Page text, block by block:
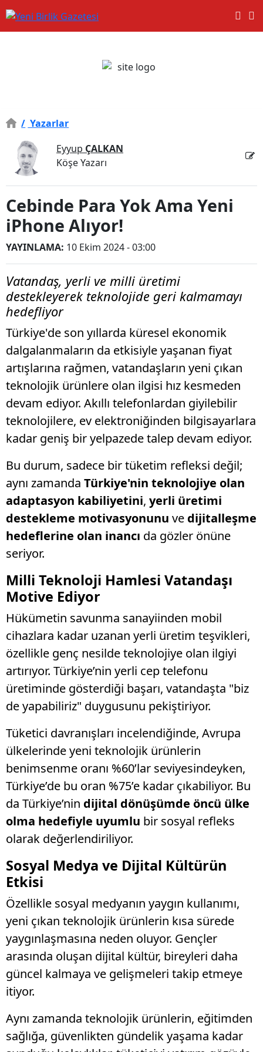
/ Yazarlar
Eyyup ÇALKAN
Köşe Yazarı
Cebinde Para Yok Ama Yeni
iPhone Alıyor!
YAYINLAMA: 10 Ekim 2024 - 03:00
Vatandaş, yerli ve milli üretimi
destekleyerek teknolojide geri kalmamayı
hedefliyor
Türkiye'de son yıllarda küresel ekonomik
dalgalanmaların da etkisiyle yaşanan fiyat
artışlarına rağmen, vatandaşların yeni çıkan
teknolojik ürünlere olan ilgisi hız kesmeden
devam ediyor. Akıllı telefonlardan giyilebilir
teknolojilere, ev elektroniğinden bilgisayarlara
kadar geniş bir yelpazede talep devam ediyor.
Bu durum, sadece bir tüketim refleksi değil;
aynı zamanda Türkiye'nin teknolojiye olan
adaptasyon kabiliyetini, yerli üretimi
destekleme motivasyonunu ve dijitalleşme
hedeflerine olan inancı da gözler önüne
seriyor.
Milli Teknoloji Hamlesi Vatandaşı
Motive Ediyor
Hükümetin savunma sanayiinden mobil
cihazlara kadar uzanan yerli üretim teşvikleri,
özellikle genç nesilde teknolojiye olan ilgiyi
artırıyor. Türkiye’nin yerli cep telefonu
üretiminde gösterdiği başarı, vatandaşta "biz
de yapabiliriz" duygusunu pekiştiriyor.
Tüketici davranışları incelendiğinde, Avrupa
ülkelerinde yeni teknolojik ürünlerin
benimsenme oranı %60’lar seviyesindeyken,
Türkiye’de bu oran %75’e kadar çıkabiliyor. Bu
da Türkiye’nin dijital dönüşümde öncü ülke
olma hedefiyle uyumlu bir sosyal refleks
olarak değerlendiriliyor.
Sosyal Medya ve Dijital Kültürün
Etkisi
Özellikle sosyal medyanın yaygın kullanımı,
yeni çıkan teknolojik ürünlerin kısa sürede
yaygınlaşmasına neden oluyor. Gençler
arasında oluşan dijital kültür, bireyleri daha
güncel kalmaya ve gelişmeleri takip etmeye
itiyor.
Aynı zamanda teknolojik ürünlerin, eğitimden
sağlığa, güvenlikten gündelik yaşama kadar